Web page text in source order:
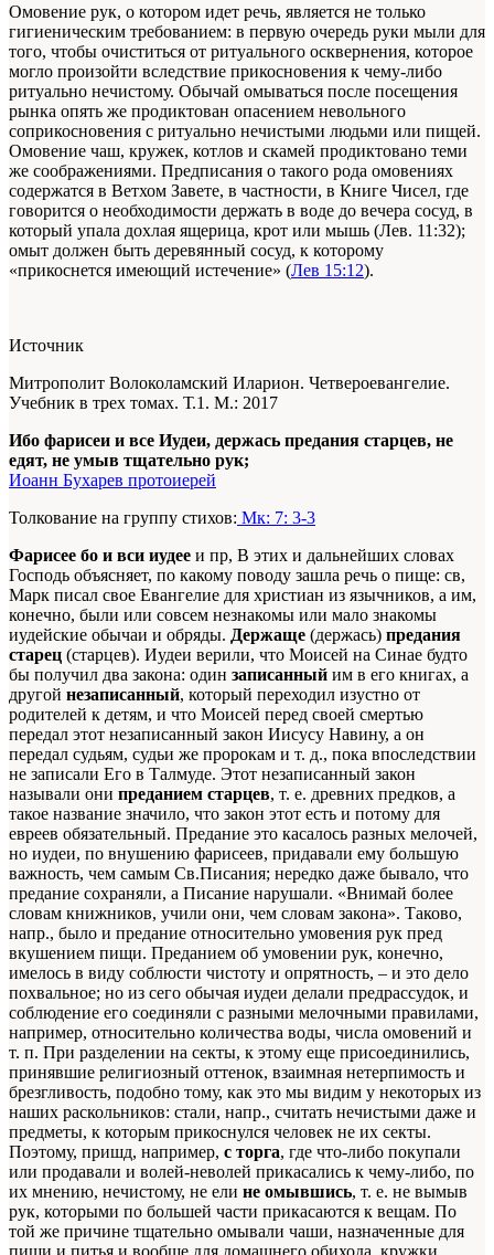
Омовение рук, о котором идет речь, является не только
гигиеническим требованием: в первую очередь руки мыли для
того, чтобы очиститься от ритуального осквернения, которое
могло произойти вследствие прикосновения к чему-либо
ритуально нечистому. Обычай омываться после посещения
рынка опять же продиктован опасением невольного
соприкосновения с ритуально нечистыми людьми или пищей.
Омовение чаш, кружек, котлов и скамей продиктовано теми
же соображениями. Предписания о такого рода омовениях
содержатся в Ветхом Завете, в частности, в Книге Чисел, где
говорится о необходимости держать в воде до вечера сосуд, в
который упала дохлая ящерица, крот или мышь (Лев. 11:32);
омыт должен быть деревянный сосуд, к которому
«прикоснется имеющий истечение» (Лев 15:12).
Источник
Митрополит Волоколамский Иларион. Четвероевангелие.
Учебник в трех томах. Т.1. М.: 2017
Ибо фарисеи и все Иудеи, держась предания старцев, не
едят, не умыв тщательно рук;
Иоанн Бухарев протоиерей
Толкование на группу стихов: Мк: 7: 3-3
Фарисее бо и вси иудее и пр, В этих и дальнейших словах
Господь объясняет, по какому поводу зашла речь о пище: св,
Марк писал свое Евангелие для христиан из язычников, а им,
конечно, были или совсем незнакомы или мало знакомы
иудейские обычаи и обряды. Держаще (держась) предания
старец (старцев). Иудеи верили, что Моисей на Синае будто
бы получил два закона: один записанный им в его книгах, а
другой незаписанный, который переходил изустно от
родителей к детям, и что Моисей перед своей смертью
передал этот незаписанный закон Иисусу Навину, а он
передал судьям, судьи же пророкам и т. д., пока впоследствии
не записали Его в Талмуде. Этот незаписанный закон
называли они преданием старцев, т. е. древних предков, а
такое название значило, что закон этот есть и потому для
евреев обязательный. Предание это касалось разных мелочей,
но иудеи, по внушению фарисеев, придавали ему большую
важность, чем самым Св.Писания; нередко даже бывало, что
предание сохраняли, а Писание нарушали. «Внимай более
словам книжников, учили они, чем словам закона». Таково,
напр., было и предание относительно умовения рук пред
вкушением пищи. Преданием об умовении рук, конечно,
имелось в виду соблюсти чистоту и опрятность, – и это дело
похвальное; но из сего обычая иудеи делали предрассудок, и
соблюдение его соединяли с разными мелочными правилами,
например, относительно количества воды, числа омовений и
т. п. При разделении на секты, к этому еще присоединились,
принявшие религиозный оттенок, взаимная нетерпимость и
брезгливость, подобно тому, как это мы видим у некоторых из
наших раскольников: стали, напр., считать нечистыми даже и
предметы, к которым прикоснулся человек не их секты.
Поэтому, пришд, например, с торга, где что-либо покупали
или продавали и волей-неволей прикасались к чему-либо, по
их мнению, нечистому, не ели не омывшись, т. е. не вымыв
рук, которыми по большей части прикасаются к вещам. По
той же причине тщательно омывали чаши, назначенные для
пищи и питья и вообще для домашнего обихода, кружки,